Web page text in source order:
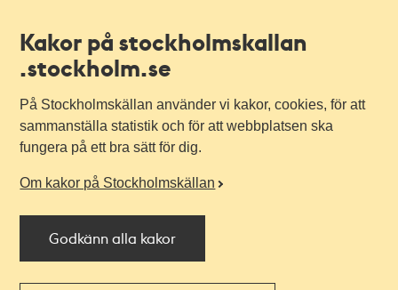
Kakor på stockholmskallan
.stockholm.se
På Stockholmskällan använder vi kakor, cookies, för att
sammanställa statistik och för att webbplatsen ska
fungera på ett bra sätt för dig.
Om kakor på Stockholmskällan
Godkänn alla kakor